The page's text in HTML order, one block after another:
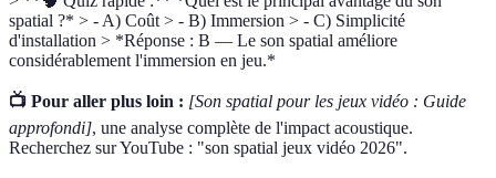
spatial ?* > - A) Coût > - B) Immersion > - C) Simplicité
d'installation > *Réponse : B — Le son spatial améliore
considérablement l'immersion en jeu.*
📺 Pour aller plus loin : [Son spatial pour les jeux vidéo : Guide
approfondi], une analyse complète de l'impact acoustique.
Recherchez sur YouTube : "son spatial jeux vidéo 2026".